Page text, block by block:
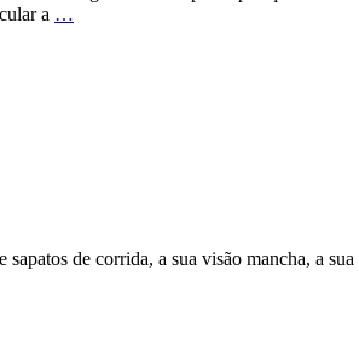
a …
de corrida, a sua visão mancha, a